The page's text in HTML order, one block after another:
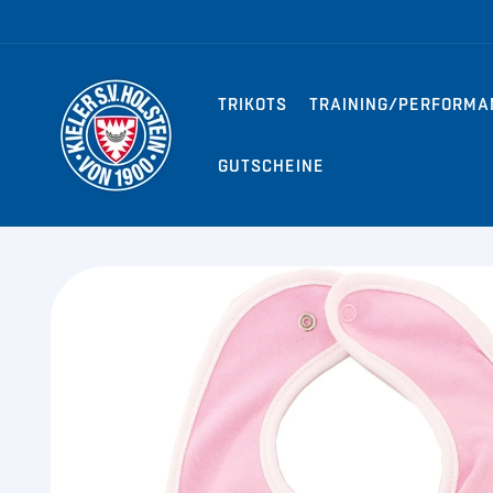
TRIKOTS TRAINING/
GUTSCHEINE